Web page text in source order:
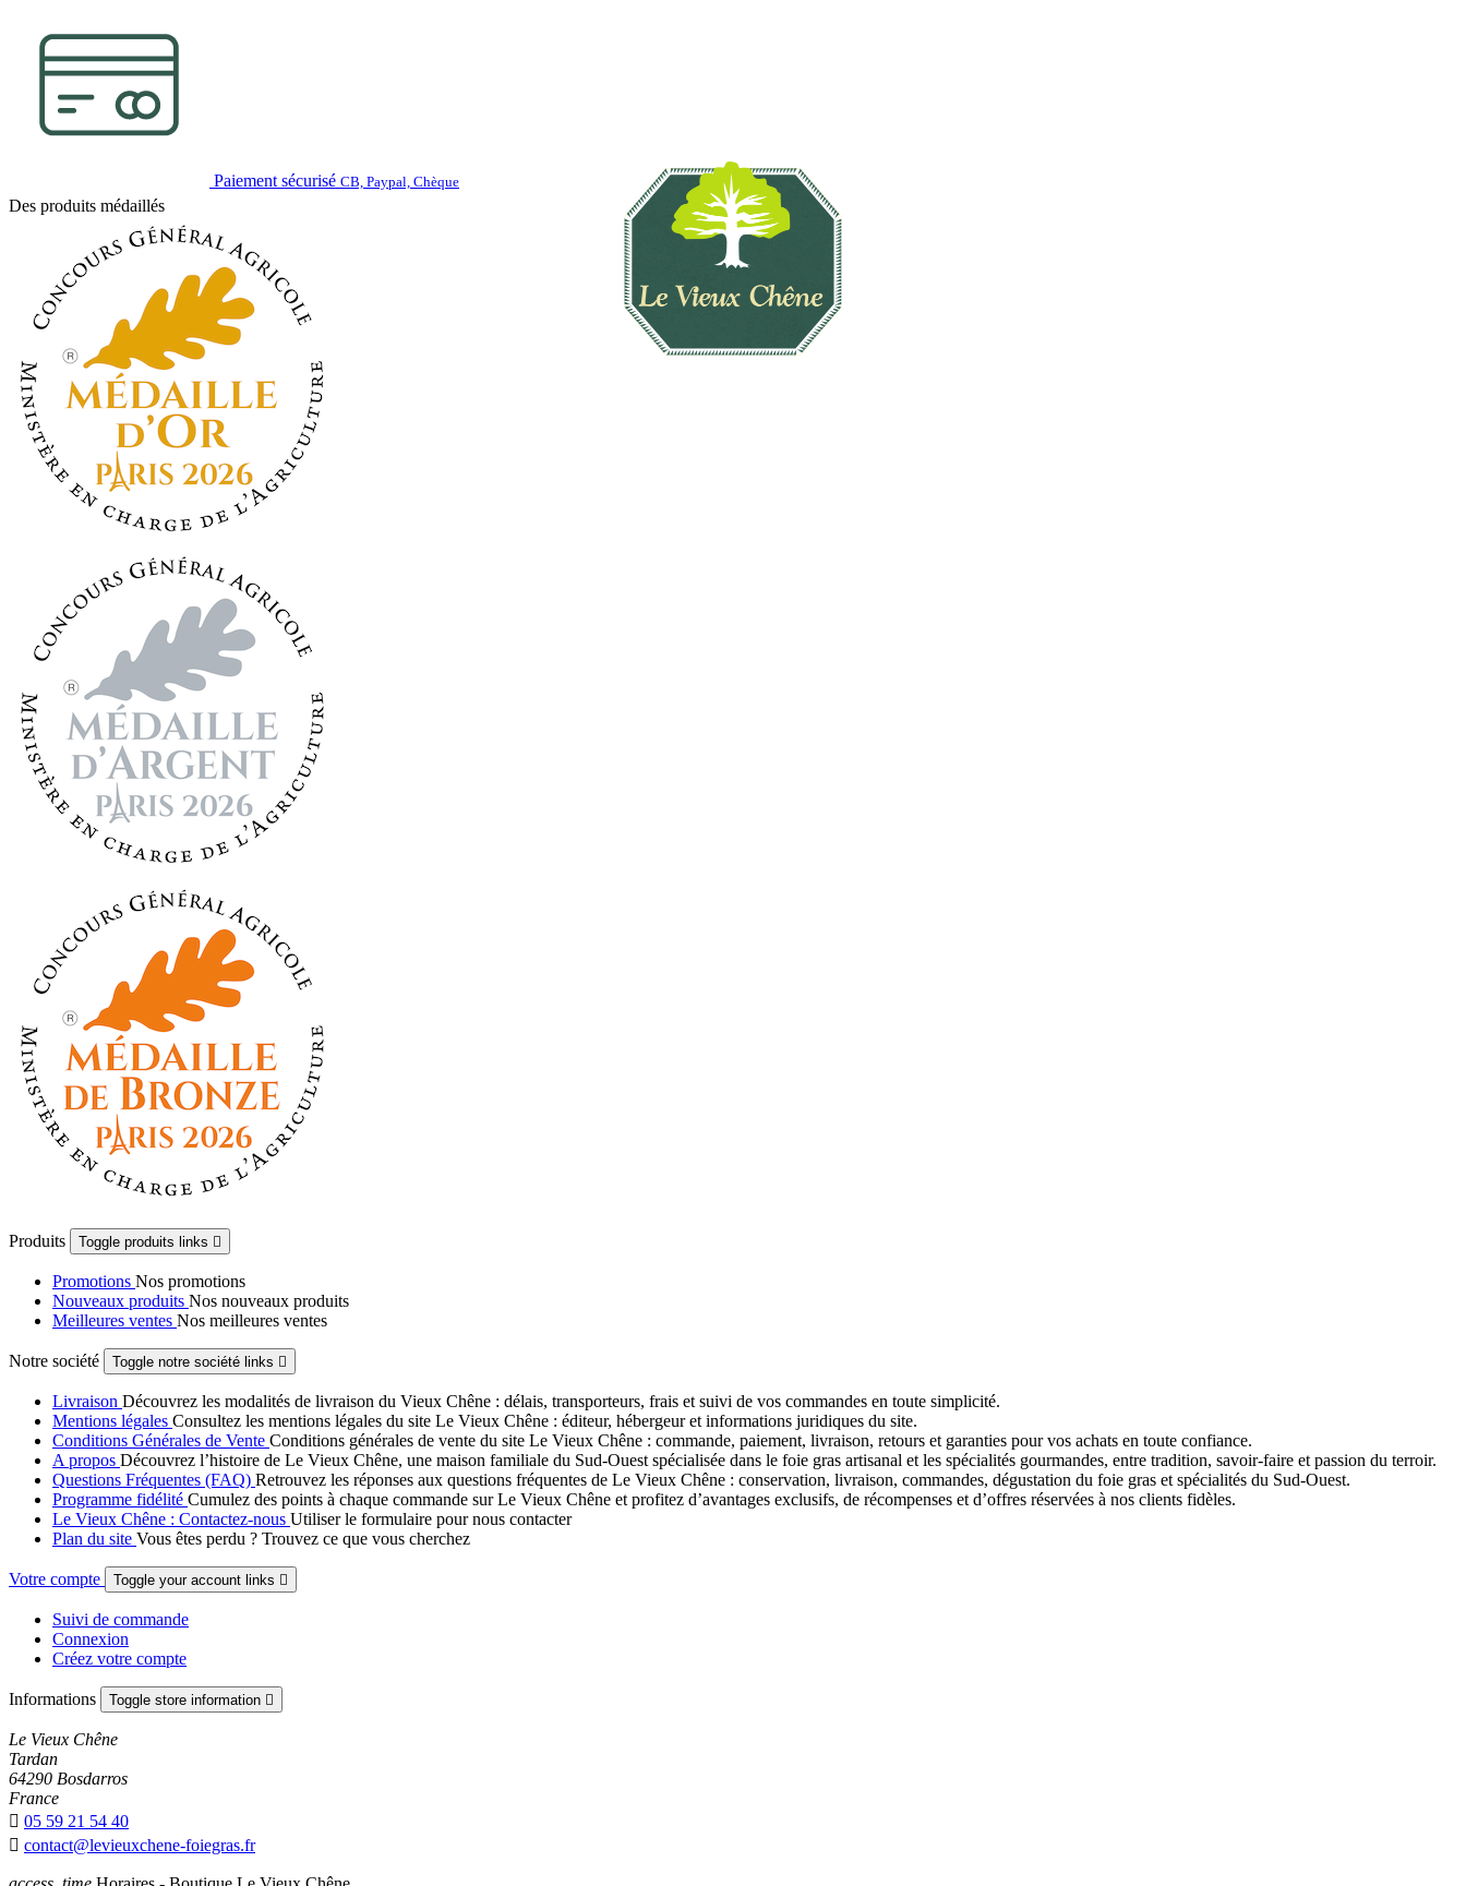
Paiement sécurisé CB, Paypal, Chèque
Des produits médaillés
Produits Toggle produits links 
Promotions Nos promotions
Nouveaux produits Nos nouveaux produits
Meilleures ventes Nos meilleures ventes
Notre société Toggle notre société links 
Livraison Découvrez les modalités de livraison du Vieux Chêne : délais, transporteurs, frais et suivi de vos commandes en toute simplicité.
Mentions légales Consultez les mentions légales du site Le Vieux Chêne : éditeur, hébergeur et informations juridiques du site.
Conditions Générales de Vente Conditions générales de vente du site Le Vieux Chêne : commande, paiement, livraison, retours et garanties pour vos achats en toute confiance.
A propos Découvrez l’histoire de Le Vieux Chêne, une maison familiale du Sud-Ouest spécialisée dans le foie gras artisanal et les spécialités gourmandes, entre tradition, savoir-faire et passion du terroir.
Questions Fréquentes (FAQ) Retrouvez les réponses aux questions fréquentes de Le Vieux Chêne : conservation, livraison, commandes, dégustation du foie gras et spécialités du Sud-Ouest.
Programme fidélité Cumulez des points à chaque commande sur Le Vieux Chêne et profitez d’avantages exclusifs, de récompenses et d’offres réservées à nos clients fidèles.
Le Vieux Chêne : Contactez-nous Utiliser le formulaire pour nous contacter
Plan du site Vous êtes perdu ? Trouvez ce que vous cherchez
Votre compte Toggle your account links 
Suivi de commande
Connexion
Créez votre compte
Informations Toggle store information 
Le Vieux Chêne
Tardan
64290 Bosdarros
France
 05 59 21 54 40
 contact@levieuxchene-foiegras.fr